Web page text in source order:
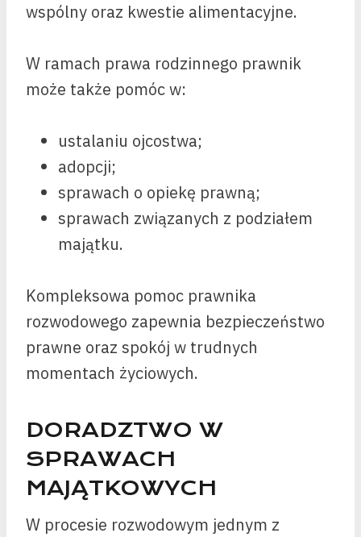
wspólny oraz kwestie alimentacyjne.
W ramach prawa rodzinnego prawnik
może także pomóc w:
ustalaniu ojcostwa;
adopcji;
sprawach o opiekę prawną;
sprawach związanych z podziałem
majątku.
Kompleksowa pomoc prawnika
rozwodowego zapewnia bezpieczeństwo
prawne oraz spokój w trudnych
momentach życiowych.
DORADZTWO W
SPRAWACH
MAJĄTKOWYCH
W procesie rozwodowym jednym z